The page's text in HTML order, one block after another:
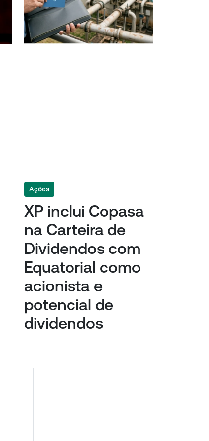
Ações
XP inclui Copasa
na Carteira de
Dividendos com
Equatorial como
acionista e
potencial de
dividendos